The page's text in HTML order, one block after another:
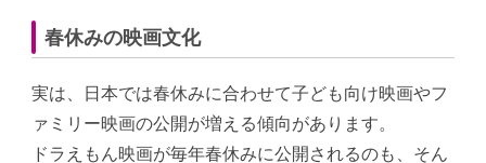
春休みの映画文化
実は、日本では春休みに合わせて子ども向け映画やフ
ァミリー映画の公開が増える傾向があります。
ドラえもん映画が毎年春休みに公開されるのも、そん